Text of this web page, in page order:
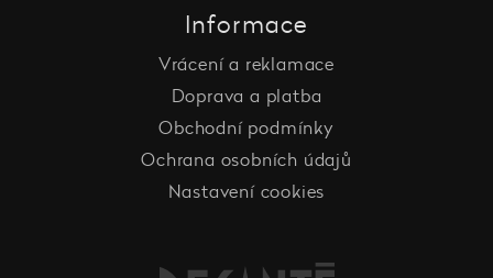
Informace
Vrácení a reklamace
Doprava a platba
Obchodní podmínky
Ochrana osobních údajů
Nastavení cookies